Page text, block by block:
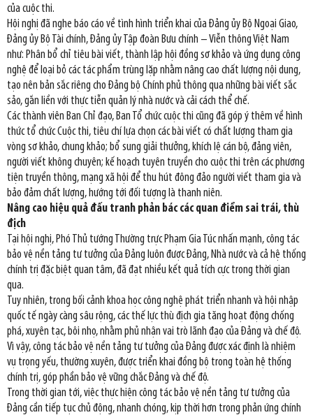
của cuộc thi.
Hội nghị đã nghe báo cáo về tình hình triển khai của Đảng ủy Bộ Ngoại Giao,
Đảng ủy Bộ Tài chính, Đảng ủy Tập đoàn Bưu chính – Viễn thông Việt Nam
như: Phân bổ chỉ tiêu bài viết, thành lập hội đồng sơ khảo và ứng dụng công
nghệ để loại bỏ các tác phẩm trùng lặp nhằm nâng cao chất lượng nội dung,
tạo nên bản sắc riêng cho Đảng bộ Chính phủ thông qua những bài viết sắc
sảo, gắn liền với thực tiễn quản lý nhà nước và cải cách thể chế.
Các thành viên Ban Chỉ đạo, Ban Tổ chức cuộc thi cũng đã góp ý thêm về hình
thức tổ chức Cuộc thi, tiêu chí lựa chọn các bài viết có chất lượng tham gia
vòng sơ khảo, chung khảo; bổ sung giải thưởng, khích lệ cán bộ, đảng viên,
người viết không chuyên; kế hoạch tuyên truyền cho cuộc thi trên các phương
tiện truyền thông, mạng xã hội để thu hút đông đảo người viết tham gia và
bảo đảm chất lượng, hướng tới đối tượng là thanh niên.
Nâng cao hiệu quả đấu tranh phản bác các quan điểm sai trái, thù
địch
Tại hội nghị, Phó Thủ tướng Thường trực Phạm Gia Túc nhấn mạnh, công tác
bảo vệ nền tảng tư tưởng của Đảng luôn được Đảng, Nhà nước và cả hệ thống
chính trị đặc biệt quan tâm, đã đạt nhiều kết quả tích cực trong thời gian
qua.
Tuy nhiên, trong bối cảnh khoa học công nghệ phát triển nhanh và hội nhập
quốc tế ngày càng sâu rộng, các thế lực thù địch gia tăng hoạt động chống
phá, xuyên tạc, bôi nhọ, nhằm phủ nhận vai trò lãnh đạo của Đảng và chế độ.
Vì vậy, công tác bảo vệ nền tảng tư tưởng của Đảng được xác định là nhiệm
vụ trọng yếu, thường xuyên, được triển khai đồng bộ trong toàn hệ thống
chính trị, góp phần bảo vệ vững chắc Đảng và chế độ.
Trong thời gian tới, việc thực hiện công tác bảo vệ nền tảng tư tưởng của
Đảng cần tiếp tục chủ động, nhanh chóng, kịp thời hơn trong phản ứng chính